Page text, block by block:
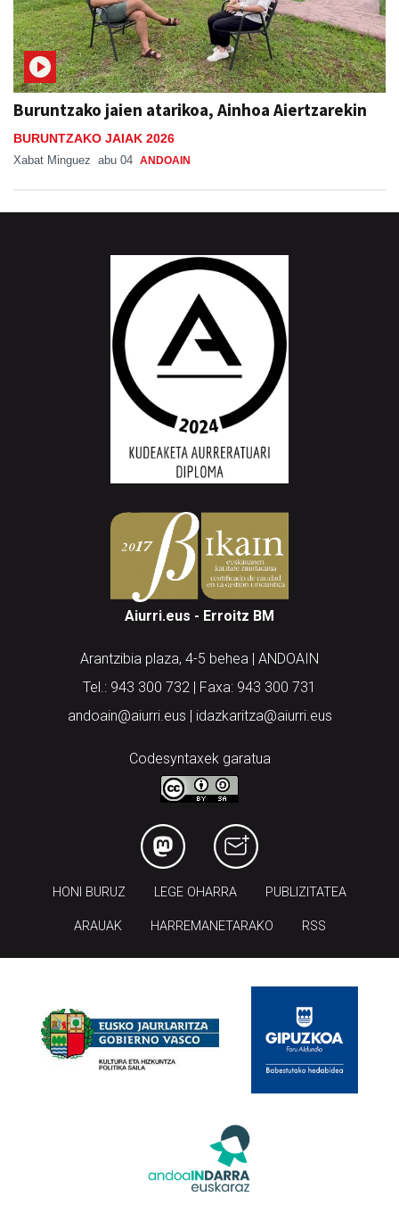
Buruntzako jaien atarikoa, Ainhoa Aiertzarekin
BURUNTZAKO JAIAK 2026
Xabat Minguez abu 04 ANDOAIN
Aiurri.eus - Erroitz BM
Arantzibia plaza, 4-5 behea | ANDOAIN
Tel.: 943 300 732 | Faxa: 943 300 731
andoain@aiurri.eus | idazkaritza@aiurri.eus
Codesyntaxek garatua
HONI BURUZ LEGE OHARRA PUBLIZITATEA
ARAUAK HARREMANETARAKO RSS